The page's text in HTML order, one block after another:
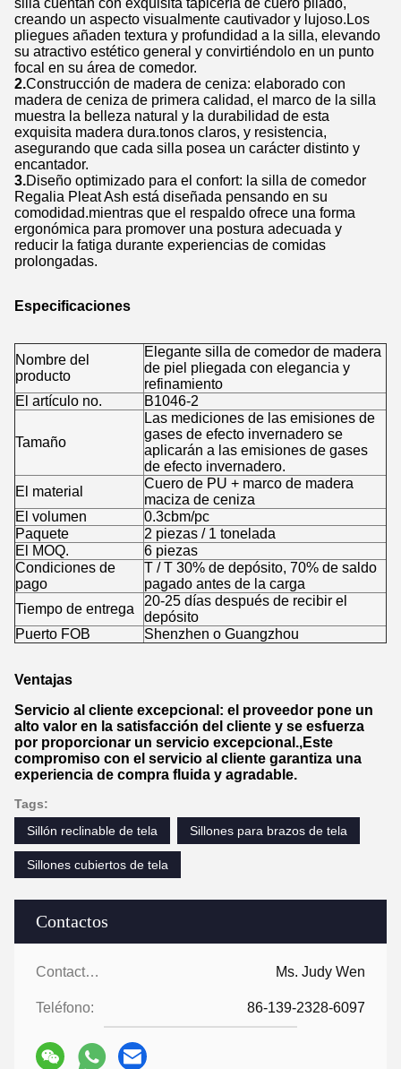
Contactos
Contactos: Ms. Judy Wen
Teléfono: 86-139-2328-6097
silla cuentan con exquisita tapicería de cuero pliado,
creando un aspecto visualmente cautivador y lujoso.Los
pliegues añaden textura y profundidad a la silla, elevando
su atractivo estético general y convirtiéndolo en un punto
focal en su área de comedor.
2.Construcción de madera de ceniza: elaborado con
madera de ceniza de primera calidad, el marco de la silla
muestra la belleza natural y la durabilidad de esta
exquisita madera dura.tonos claros, y resistencia,
asegurando que cada silla posea un carácter distinto y
encantador.
3.Diseño optimizado para el confort: la silla de comedor
Regalia Pleat Ash está diseñada pensando en su
comodidad.mientras que el respaldo ofrece una forma
ergonómica para promover una postura adecuada y
reducir la fatiga durante experiencias de comidas
prolongadas.
Especificaciones
Nombre del
producto
Elegante silla de comedor de madera
de piel pliegada con elegancia y
refinamiento
El artículo no.
B1046-2
Tamaño
Las mediciones de las emisiones de
gases de efecto invernadero se
aplicarán a las emisiones de gases
de efecto invernadero.
El material
Cuero de PU + marco de madera
maciza de ceniza
El volumen
0.3cbm/pc
Paquete
2 piezas / 1 tonelada
El MOQ.
6 piezas
Condiciones de
pago
T / T 30% de depósito, 70% de saldo
pagado antes de la carga
Tiempo de entrega
20-25 días después de recibir el
depósito
Puerto FOB
Shenzhen o Guangzhou
Ventajas
Servicio al cliente excepcional: el proveedor pone un
alto valor en la satisfacción del cliente y se esfuerza
por proporcionar un servicio excepcional.,Este
compromiso con el servicio al cliente garantiza una
experiencia de compra fluida y agradable.
Tags:
Sillón reclinable de tela
Sillones para brazos de tela
Sillones cubiertos de tela